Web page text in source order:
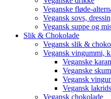
Veganske fløde-
Vegansk sovs,
Vegansk suppe og
Slik & Chokolade
Vegansk slik &
Vegansk vingummi,
Veganske
Veganske
Vegansk
Vegansk lakrids
Vegansk chokolade